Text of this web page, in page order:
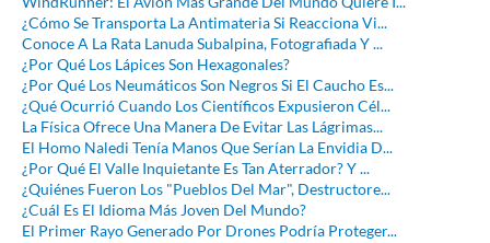
¿Cómo Se Transporta La Antimateria Si Reacciona Vi...
Conoce A La Rata Lanuda Subalpina, Fotografiada Y ...
¿Por Qué Los Lápices Son Hexagonales?
¿Por Qué Los Neumáticos Son Negros Si El Caucho Es...
¿Qué Ocurrió Cuando Los Científicos Expusieron Cél...
La Física Ofrece Una Manera De Evitar Las Lágrimas...
El Homo Naledi Tenía Manos Que Serían La Envidia D...
¿Por Qué El Valle Inquietante Es Tan Aterrador? Y ...
¿Quiénes Fueron Los "Pueblos Del Mar", Destructore...
¿Cuál Es El Idioma Más Joven Del Mundo?
El Primer Rayo Generado Por Drones Podría Proteger...